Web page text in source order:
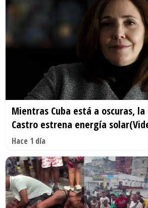
Mientras Cuba está a oscuras,
Castro estrena energía
Hace 1 día